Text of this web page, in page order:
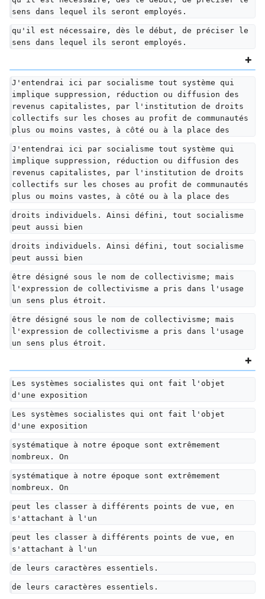
sens dans lequel ils seront employés.
qu'il est nécessaire, dès le début, de préciser le
sens dans lequel ils seront employés.
J'entendrai ici par socialisme tout système qui
implique suppression, réduction ou diffusion des
revenus capitalistes, par l'institution de droits
collectifs sur les choses au profit de communautés
plus ou moins vastes, à côté ou à la place des
J'entendrai ici par socialisme tout système qui
implique suppression, réduction ou diffusion des
revenus capitalistes, par l'institution de droits
collectifs sur les choses au profit de communautés
plus ou moins vastes, à côté ou à la place des
droits individuels. Ainsi défini, tout socialisme
peut aussi bien
droits individuels. Ainsi défini, tout socialisme
peut aussi bien
être désigné sous le nom de collectivisme; mais
l'expression de collectivisme a pris dans l'usage
un sens plus étroit.
être désigné sous le nom de collectivisme; mais
l'expression de collectivisme a pris dans l'usage
un sens plus étroit.
Les systèmes socialistes qui ont fait l'objet
d'une exposition
Les systèmes socialistes qui ont fait l'objet
d'une exposition
systématique à notre époque sont extrêmement
nombreux. On
systématique à notre époque sont extrêmement
nombreux. On
peut les classer à différents points de vue, en
s'attachant à l'un
peut les classer à différents points de vue, en
s'attachant à l'un
de leurs caractères essentiels.
de leurs caractères essentiels.